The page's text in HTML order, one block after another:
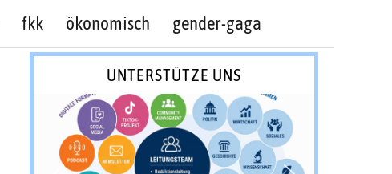
fkk ökonomisch gender-gaga
UNTERSTÜTZE UNS